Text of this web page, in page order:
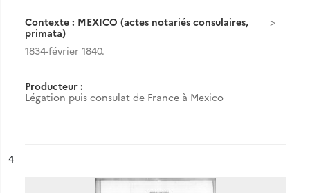
Contexte : MEXICO (actes notariés consulaires,
primata)
1834-février 1840.
Producteur :
Légation puis consulat de France à Mexico
n°
4